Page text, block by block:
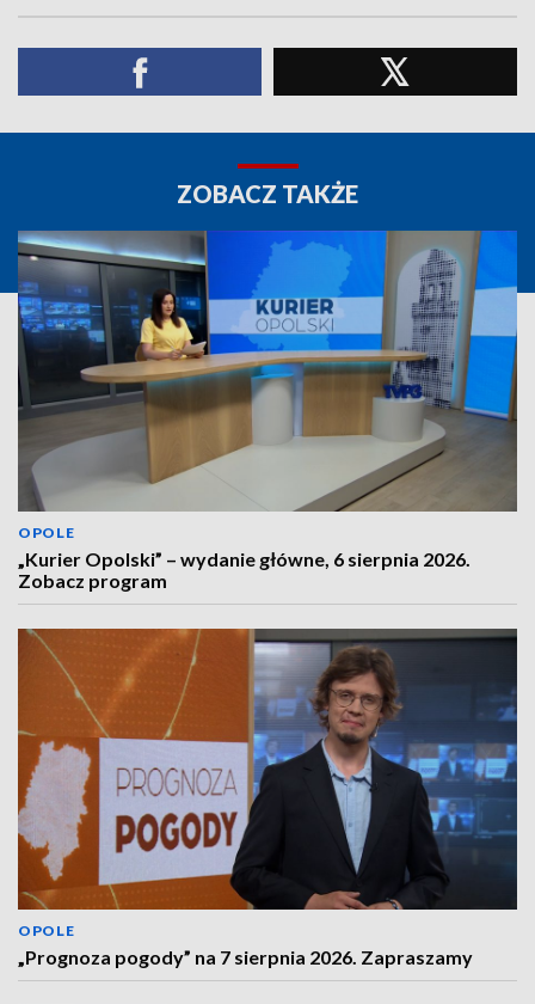
ZOBACZ TAKŻE
OPOLE
„Kurier Opolski” – wydanie główne, 6 sierpnia 2026.
Zobacz program
OPOLE
„Prognoza pogody” na 7 sierpnia 2026. Zapraszamy